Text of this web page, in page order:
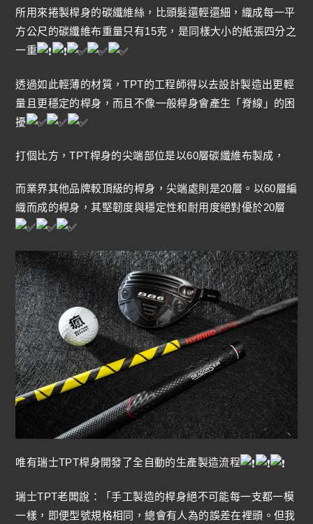
所用來捲製桿身的碳纖維絲，比頭髮還輕還細，織成每一平
方公尺的碳纖維布重量只有15克，是同樣大小的紙張四分之
一重
透過如此輕薄的材質，TPT的工程師得以去設計製造出更輕
量且更穩定的桿身，而且不像一般桿身會產生「脊線」的困
擾
打個比方，TPT桿身的尖端部位是以60層碳纖維布製成，
而業界其他品牌較頂級的桿身，尖端處則是20層。以60層編
織而成的桿身，其堅韌度與穩定性和耐用度絕對優於20層
唯有瑞士TPT桿身開發了全自動的生產製造流程
瑞士TPT老闆說：「手工製造的桿身絕不可能每一支都一模
一樣，即便型號規格相同，總會有人為的誤差在裡頭。但我